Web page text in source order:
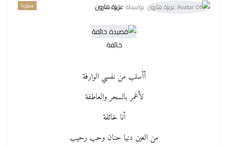
سوريا بواسطة عزيزة هارون
خائفة
أأسلب من نفسي الوارفة
لأغمر بالسحر والعاطفة
أنا خائفة
من العين دنيا حنان وحب رحيب